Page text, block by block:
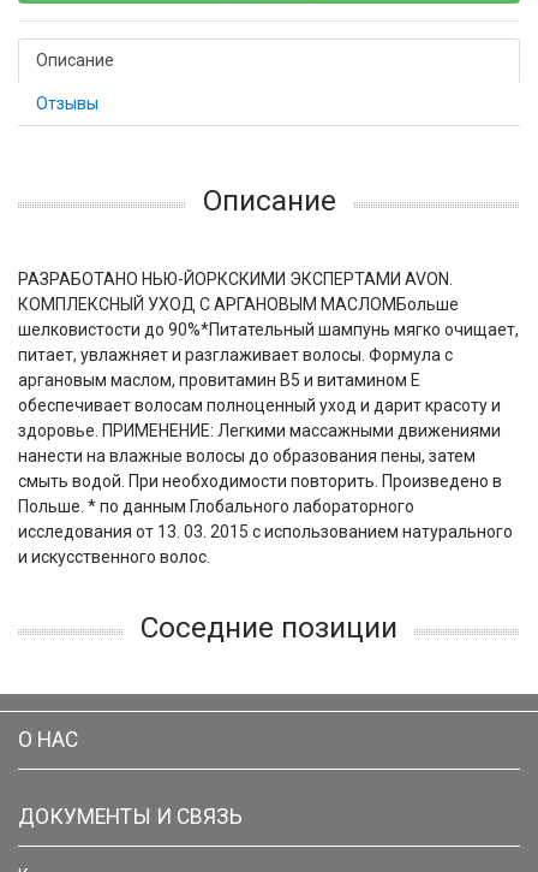
Описание
Отзывы
Описание
РАЗРАБОТАНО НЬЮ-ЙОРКСКИМИ ЭКСПЕРТАМИ AVON.
КОМПЛЕКСНЫЙ УХОД С АРГАНОВЫМ МАСЛОМБольше
шелковистости до 90%*Питательный шампунь мягко очищает,
питает, увлажняет и разглаживает волосы. Формула с
аргановым маслом, провитамин B5 и витамином Е
обеспечивает волосам полноценный уход и дарит красоту и
здоровье. ПРИМЕНЕНИЕ: Легкими массажными движениями
нанести на влажные волосы до образования пены, затем
смыть водой. При необходимости повторить. Произведено в
Польше. * по данным Глобального лабораторного
исследования от 13. 03. 2015 с использованием натурального
и искусственного волос.
Соседние позиции
О НАС
ДОКУМЕНТЫ И СВЯЗЬ